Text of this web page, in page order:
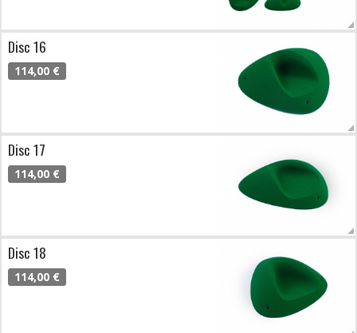
Disc 16
114,00 €
Disc 17
114,00 €
Disc 18
114,00 €